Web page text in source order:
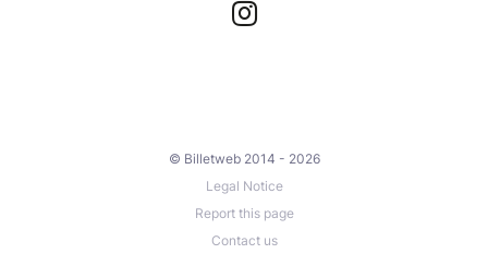
© Billetweb 2014 - 2026
Legal Notice
Report this page
Contact us